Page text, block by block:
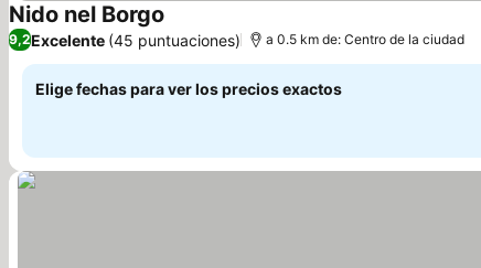
Nido nel Borgo Ver precios
9,2Excelente (45 puntuaciones) a 0.5 km de: Centro de la ciudad
Elige fechas para ver los precios exactos